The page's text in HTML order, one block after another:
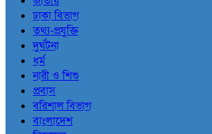
ঢাকা বিভাগ
তথ্য-প্রযুক্তি
দুর্ঘটনা
ধর্ম
নারী ও শিশু
প্রবাস
বরিশাল বিভাগ
বাংলাদেশ